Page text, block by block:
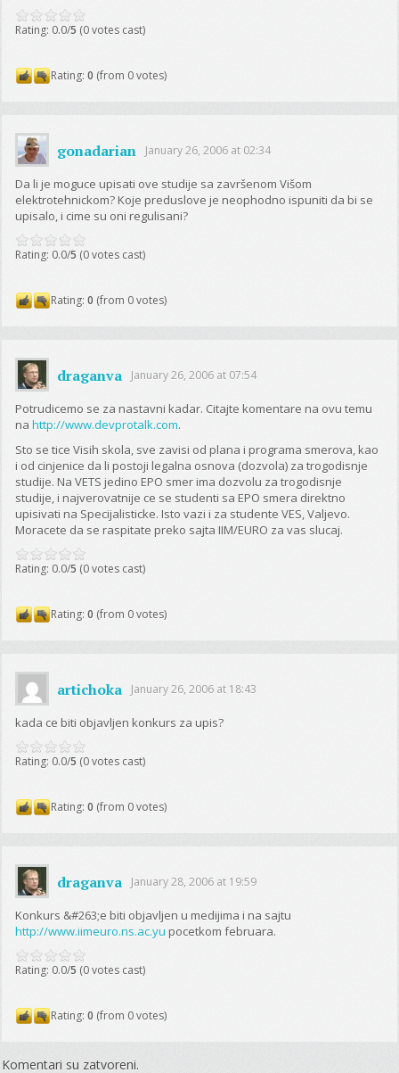
Rating: 0.0/5 (0 votes cast)
Rating:0 (from 0 votes)
gonadarian January 26, 2006 at 02:34
Da li je moguce upisati ove studije sa završenom Višom
elektrotehnickom? Koje preduslove je neophodno ispuniti da bi se
upisalo, i cime su oni regulisani?
Rating: 0.0/5 (0 votes cast)
Rating:0 (from 0 votes)
draganva January 26, 2006 at 07:54
Potrudicemo se za nastavni kadar. Citajte komentare na ovu temu
nahttp://www.devprotalk.com.
Sto se tice Visih skola, sve zavisi od plana i programa smerova, kao
i od cinjenice da li postoji legalna osnova (dozvola) za trogodisnje
studije. Na VETS jedino EPO smer ima dozvolu za trogodisnje
studije, i najverovatnije ce se studenti sa EPO smera direktno
upisivati na Specijalisticke. Isto vazi i za studente VES, Valjevo.
Moracete da se raspitate preko sajta IIM/EURO za vas slucaj.
Rating: 0.0/5 (0 votes cast)
Rating:0 (from 0 votes)
artichoka January 26, 2006 at 18:43
kada ce biti objavljen konkurs za upis?
Rating: 0.0/5 (0 votes cast)
Rating:0 (from 0 votes)
draganva January 28, 2006 at 19:59
Konkurs &#263;e biti objavljen u medijima i na sajtu
http://www.iimeuro.ns.ac.yu pocetkom februara.
Rating: 0.0/5 (0 votes cast)
Rating:0 (from 0 votes)
Komentari su zatvoreni.